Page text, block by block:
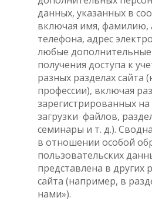
данных, указанных в
включая имя, фамилию,
телефона, адрес
любые
получения доступа к
разных разделах сайта
профессии), включая
зарегистрированных на
загрузки файлов,
семинары и т. д.).
в отношении особой
пользовательских
представлена в других
сайта (например, в
нами»).